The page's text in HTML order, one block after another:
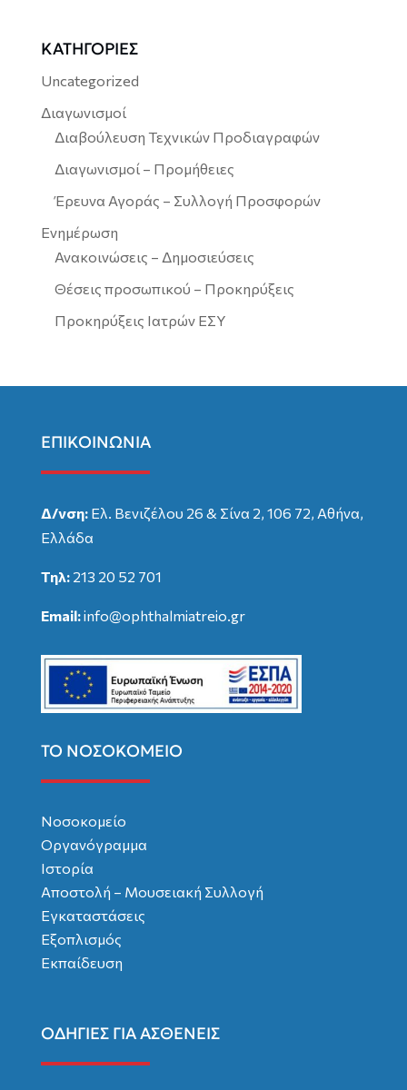
ΚΑΤΗΓΟΡΙΕΣ
Uncategorized
Διαγωνισμοί
Διαβούλευση Τεχνικών Προδιαγραφών
Διαγωνισμοί – Προμήθειες
Έρευνα Αγοράς – Συλλογή Προσφορών
Ενημέρωση
Ανακοινώσεις – Δημοσιεύσεις
Θέσεις προσωπικού – Προκηρύξεις
Προκηρύξεις Ιατρών ΕΣΥ
ΕΠΙΚΟΙΝΩΝΙΑ
Δ/νση:Ελ. Βενιζέλου 26 & Σίνα 2, 106 72, Αθήνα,
Ελλάδα
Τηλ: 213 20 52 701
Email:info@ophthalmiatreio.gr
ΤΟ ΝΟΣΟΚΟΜΕΙΟ
Νοσοκομείο
Οργανόγραμμα
Ιστορία
Αποστολή – Μουσειακή Συλλογή
Εγκαταστάσεις
Εξοπλισμός
Εκπαίδευση
ΟΔΗΓΙΕΣ ΓΙΑ ΑΣΘΕΝΕΙΣ